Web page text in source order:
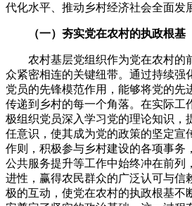
代化水平、推动乡村经济社会全面发
（一）夯实党在农村的执政根基
农村基层党组织作为党在农村的
众紧密相连的关键纽带。通过持续强
党员的先锋模范作用，能够将党的先
传递到乡村的每一个角落。在实际工
极组织党员深入学习党的理论知识，
任意识，使其成为党的政策的坚定宣
作则，积极参与乡村建设的各项事务
公共服务提升等工作中始终冲在前列
进性，赢得农民群众的广泛认可与信
极的互动，使党在农村的执政根基不